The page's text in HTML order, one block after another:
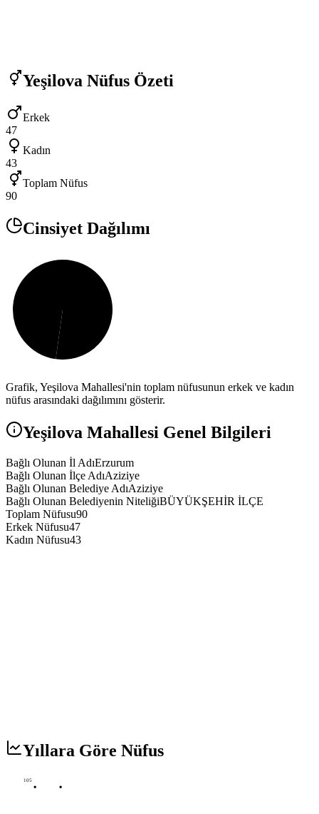
Yeşilova Nüfus Özeti
Erkek
47
Kadın
43
Toplam Nüfus
90
Cinsiyet Dağılımı
Grafik, Yeşilova Mahallesi'nin toplam nüfusunun erkek ve kadın
nüfus arasındaki dağılımını gösterir.
Yeşilova Mahallesi Genel Bilgileri
Bağlı Olunan İl AdıErzurum
Bağlı Olunan İlçe AdıAziziye
Bağlı Olunan Belediye AdıAziziye
Bağlı Olunan Belediyenin NiteliğiBÜYÜKŞEHİR İLÇE
Toplam Nüfusu90
Erkek Nüfusu47
Kadın Nüfusu43
Yıllara Göre Nüfus
105